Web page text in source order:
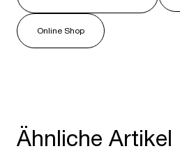
Online Shop
Ähnliche Artikel